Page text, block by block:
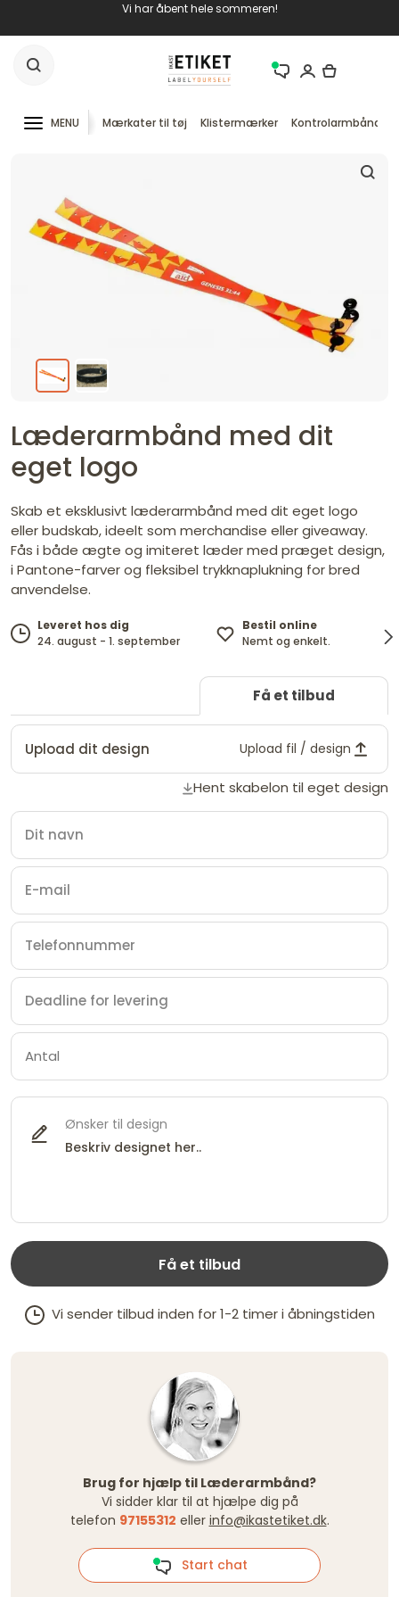
Vi har åbent hele sommeren!
MENU Mærkater til tøj Klistermærker Kontrolarmbånd
Læderarmbånd med dit
eget logo
Skab et eksklusivt læderarmbånd med dit eget logo
eller budskab, ideelt som merchandise eller giveaway.
Fås i både ægte og imiteret læder med præget design,
i Pantone-farver og fleksibel trykknaplukning for bred
anvendelse.
Leveret hos dig
24. august - 1. september
Bestil online
Nemt og enkelt.
Få et tilbud
Upload dit design Upload fil / design
Hent skabelon til eget design
Ønsker til design
Få et tilbud
Vi sender tilbud inden for 1-2 timer i åbningstiden
Brug for hjælp til Læderarmbånd?
Vi sidder klar til at hjælpe dig på
telefon 97155312 eller info@ikastetiket.dk.
Start chat